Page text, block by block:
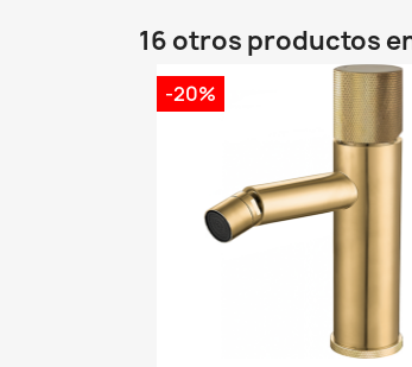
16 otros productos
-20%